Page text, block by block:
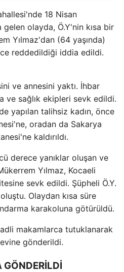
18 Nisan
olayda, Ö.Y'nin kısa bir
Yılmaz'dan (64 yaşında)
reddedildiği iddia edildi.
ve annesini yaktı. İhbar
ve sağlık ekipleri sevk edildi.
yapılan talihsiz kadın, önce
oradan da Sakarya
kaldırıldı.
derece yanıklar oluşan ve
Yılmaz, Kocaeli
sevk edildi. Şüpheli Ö.Y.
Olaydan kısa süre
karakoluna götürüldü.
makamlarca tutuklanarak
gönderildi.